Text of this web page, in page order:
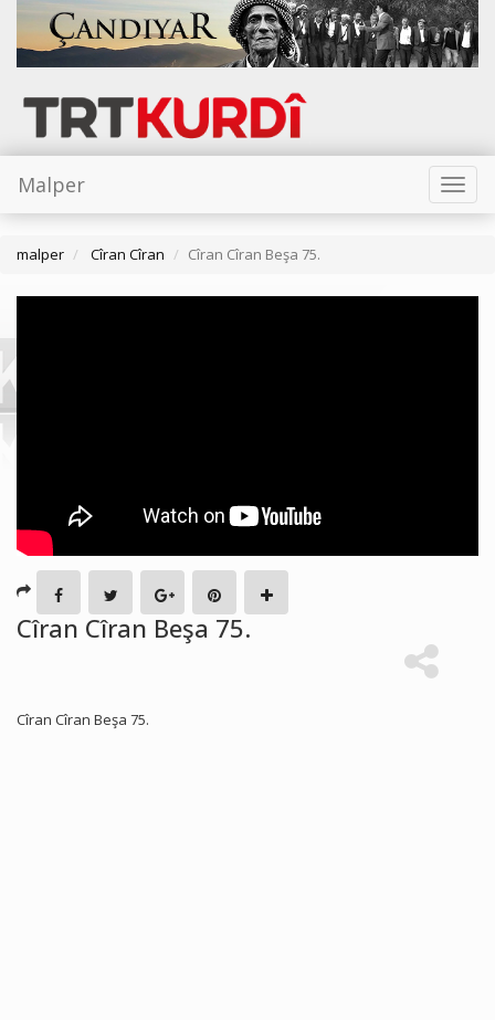
Toggle
Malper
malper Cîran Cîran Cîran Cîran Beşa 75.
Cîran Cîran Beşa 75.
Cîran Cîran Beşa 75.